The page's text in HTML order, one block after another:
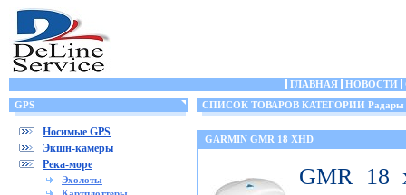
ГЛАВНАЯ НОВОСТИ
GPS
Носимые GPS
Экшн-камеры
Река-море
Эхолоты
СПИСОК ТОВАРОВ КАТЕГОРИИ Радары
GARMIN GMR 18 XHD
GMR 18